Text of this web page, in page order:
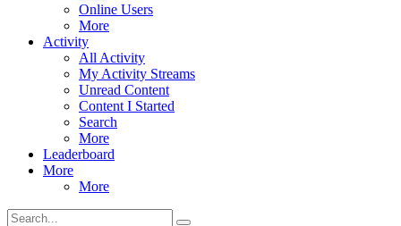
Online Users
More
Activity
All Activity
My Activity Streams
Unread Content
Content I Started
Search
More
Leaderboard
More
More